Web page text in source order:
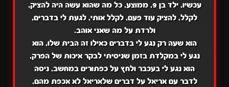
עכשיו, ילד בן 9, ממוצע, כל מה שהוא עשה היה להציק,
לקלל, להציק עוד פעם, לקלל אותי, לגעת לי בדברים,
ולרדת על מה שאני אוהב.
הוא שעה רק נגע לי בדברים כאילו זה הבית שלו, הוא
נגע לי במקלדת בזמן שניסיתי לבקר איכות של הפרק,
הוא נגע לי בעכבר ולחץ על כפתורים במחשב, ניסה
לדבר עם אריאל על דברים שלאריאל לא אכפת מהם,